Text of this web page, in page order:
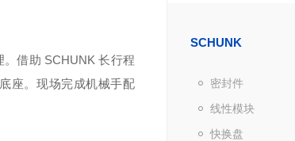
SCHUNK
密封件
线性模块
快换盘
借助 SCHUNK 长行程
座。现场完成机械手配